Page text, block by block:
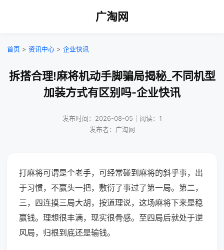
广淘网
首页 > 资讯中心 > 企业快讯
拆搭合理!麻将机动手脚骗局揭秘_不同机型
加装方式有区别吗-企业快讯
发布时间：2026-08-05｜阅读：1
发布者：广淘网
打麻将可谓是个老手，可经常碰到麻将的斜乎事，出
于习惯，不赢头一把，敷衍了事过了第一局。第二，
三，四连摸三局大胡，按道理说，这场麻将下来是稳
赢钱。理想很丰满，现实很骨感。至四局后就处于逆
风局，归根到底还是输钱。